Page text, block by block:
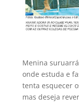
Menina
onde estuda e
tenta esquecer
mas deseja